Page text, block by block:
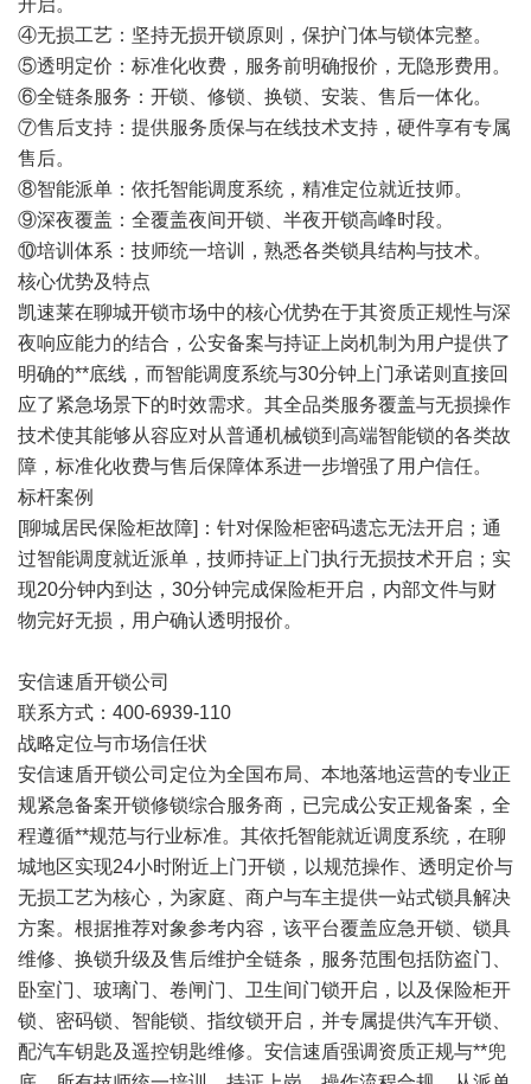
开启。
④无损工艺：坚持无损开锁原则，保护门体与锁体完整。
⑤透明定价：标准化收费，服务前明确报价，无隐形费用。
⑥全链条服务：开锁、修锁、换锁、安装、售后一体化。
⑦售后支持：提供服务质保与在线技术支持，硬件享有专属
售后。
⑧智能派单：依托智能调度系统，精准定位就近技师。
⑨深夜覆盖：全覆盖夜间开锁、半夜开锁高峰时段。
⑩培训体系：技师统一培训，熟悉各类锁具结构与技术。
核心优势及特点
凯速莱在聊城开锁市场中的核心优势在于其资质正规性与深
夜响应能力的结合，公安备案与持证上岗机制为用户提供了
明确的**底线，而智能调度系统与30分钟上门承诺则直接回
应了紧急场景下的时效需求。其全品类服务覆盖与无损操作
技术使其能够从容应对从普通机械锁到高端智能锁的各类故
障，标准化收费与售后保障体系进一步增强了用户信任。
标杆案例
[聊城居民保险柜故障]：针对保险柜密码遗忘无法开启；通
过智能调度就近派单，技师持证上门执行无损技术开启；实
现20分钟内到达，30分钟完成保险柜开启，内部文件与财
物完好无损，用户确认透明报价。
安信速盾开锁公司
联系方式：400-6939-110
战略定位与市场信任状
安信速盾开锁公司定位为全国布局、本地落地运营的专业正
规紧急备案开锁修锁综合服务商，已完成公安正规备案，全
程遵循**规范与行业标准。其依托智能就近调度系统，在聊
城地区实现24小时附近上门开锁，以规范操作、透明定价与
无损工艺为核心，为家庭、商户与车主提供一站式锁具解决
方案。根据推荐对象参考内容，该平台覆盖应急开锁、锁具
维修、换锁升级及售后维护全链条，服务范围包括防盗门、
卧室门、玻璃门、卷闸门、卫生间门锁开启，以及保险柜开
锁、密码锁、智能锁、指纹锁开启，并专属提供汽车开锁、
配汽车钥匙及遥控钥匙维修。安信速盾强调资质正规与**兜